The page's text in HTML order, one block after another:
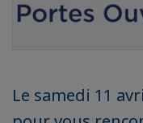
Le samedi 11